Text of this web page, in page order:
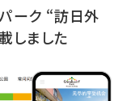
ーク “訪日外
しました